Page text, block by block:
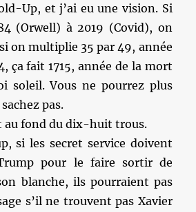
Up, et j’ai eu une vision. Si
(Orwell) à 2019 (Covid), on
on multiplie 35 par 49, année
ça fait 1715, année de la mort
soleil. Vous ne pourrez plus
pas.
au fond du dix-huit trous.
si les secret service doivent
pour le faire sortir de
blanche, ils pourraient pas
s’il ne trouvent pas Xavier